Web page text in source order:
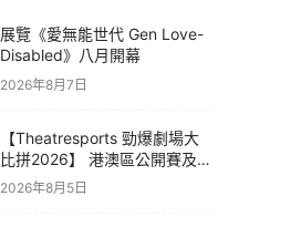
展覽《愛無能世代 Gen Love-
Disabled》八月開幕
2026年8月7日
【Theatresports 勁爆劇場大
比拼2026】 港澳區公開賽及
亞洲聯賽賽果
2026年8月5日